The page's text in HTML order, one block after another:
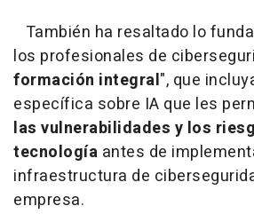
También ha resaltado lo
los profesionales de
formación integral", que
específica sobre IA que les
las vulnerabilidades y los
tecnología antes de
infraestructura de
empresa.